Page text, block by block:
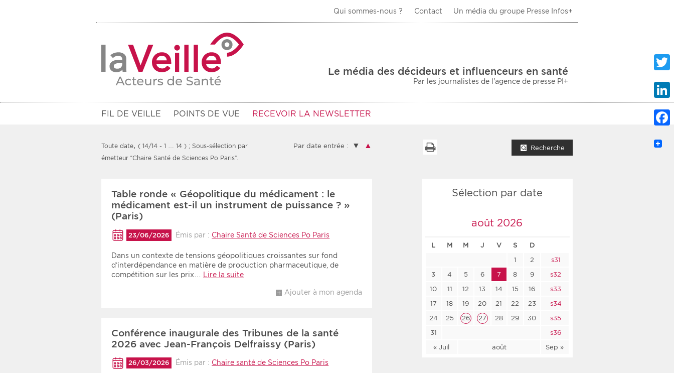
Qui sommes-nous ? Contact Un média du groupe Presse Infos+
Le média des décideurs et influenceurs en santé
Par les journalistes de l'agence de presse PI+
FIL DE VEILLE POINTS DE VUE RECEVOIR LA NEWSLETTER
Rendez-vous des 7 prochains jours
Communiqués des 10 derniers jours
Recherche par mots clés
Rendez-vous
Les deux
Zone géographique
Choisir une date de débutChoisir une date de fin
Toute date, ( 14/14 - 1 … 14 ) ; Sous-sélection par
émetteur “Chaire Santé de Sciences Po Paris”.
Par date entrée : ▼ ▲ Recherche
Table ronde « Géopolitique du médicament : le
médicament est-il un instrument de puissance ? »
(Paris)
23/06/2026 Émis par : Chaire Santé de Sciences Po Paris
Dans un contexte de tensions géopolitiques croissantes sur fond
d’interdépendance en matière de production pharmaceutique, de
compétition sur les prix…
Lire la suite
Ajouter à mon agenda
Conférence inaugurale des Tribunes de la santé
2026 avec Jean-François Delfraissy (Paris)
26/03/2026 Émis par : Chaire santé de Sciences Po Paris
Sélection par date
août 2026
L M M J V S D
« Juil août Sep »
1 2
s31
3
4 5 6 7 8 9
s32
10
11 12 13 14 15 16
s33
17
18 19 20 21 22 23
s34
24
25 26 27 28 29 30
s35
31
s36